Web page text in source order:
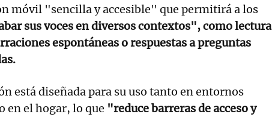
móvil "sencilla y accesible" que permitirá a los
sus voces en diversos contextos", como lectura
espontáneas o respuestas a preguntas
está diseñada para su uso tanto en entornos
en el hogar, lo que "reduce barreras de acceso y